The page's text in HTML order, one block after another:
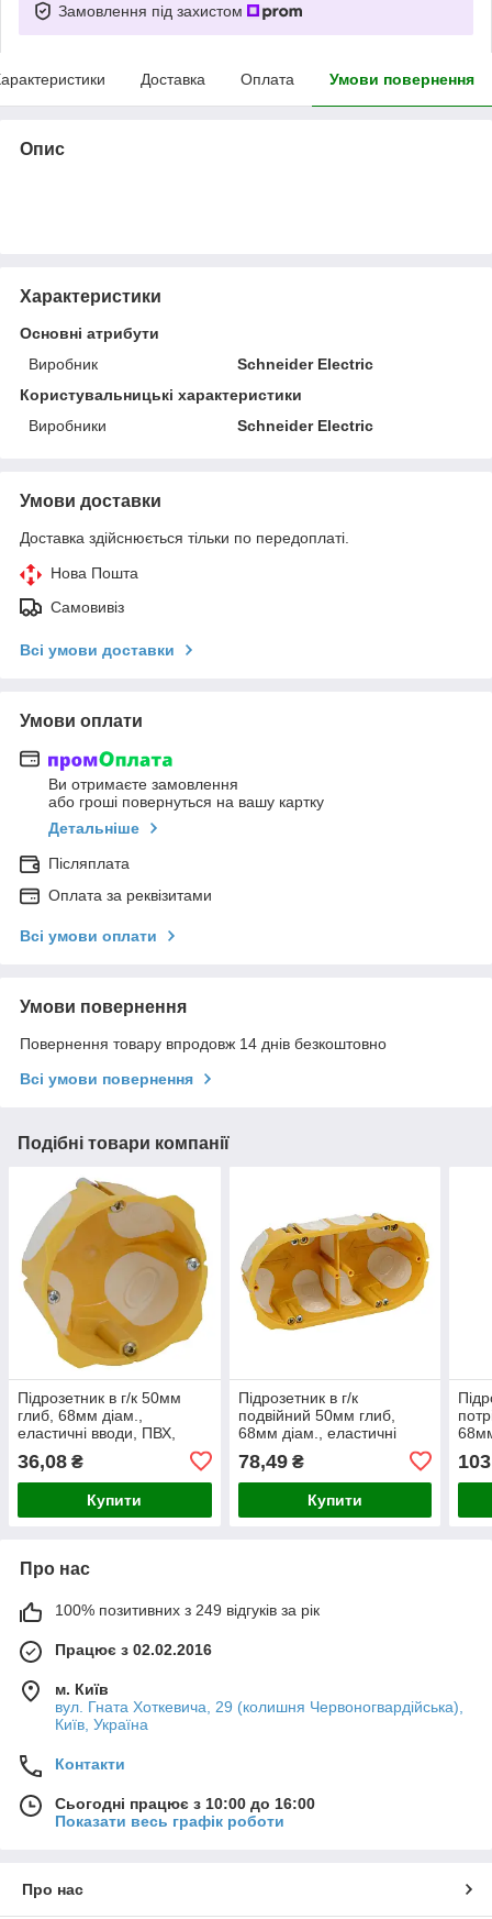
Замовлення під захистом
Доставка Оплата Умови повернення
Опис
Характеристики
Основні атрибути
Виробник
Schneider Electric
Користувальницькі характеристики
Виробники
Schneider Electric
Умови доставки
Доставка здійснюється тільки по передоплаті.
Нова Пошта
Самовивіз
Всі умови доставки
Умови оплати
Ви отримаєте замовлення
або гроші повернуться на вашу картку
Детальніше
Післяплата
Оплата за реквізитами
Всі умови оплати
Умови повернення
Повернення товару впродовж 14 днів безкоштовно
Всі умови повернення
Подібні товари компанії
Підрозетник в г/к 50мм
глиб, 68мм діам.,
еластичні вводи, ПВХ,
36,08 ₴
Купити
Підрозетник в г/к
подвійний 50мм глиб,
68мм діам., еластичні
KOPOS
78,49₴
Купити
Про нас
100% позитивних з 249 відгуків за рік
Працює з 02.02.2016
м. Київ
вул. Гната Хоткевича, 29 (колишня Червоногвардійська),
Київ, Україна
Контакти
Сьогодні працює з 10:00 до 16:00
Показати весь графік роботи
Про нас